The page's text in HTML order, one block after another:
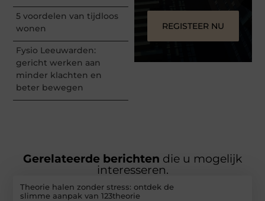
5 voordelen van tijdloos
wonen
Fysio Leeuwarden:
gericht werken aan
minder klachten en
beter bewegen
REGISTEER NU
Gerelateerde berichten die u mogelijk
interesseren.
Theorie halen zonder stress: ontdek de
slimme aanpak van 123theorie